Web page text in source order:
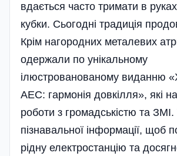
вдається часто тримати в
кубки. Сьогодні традиція
Крім нагородних металевих
одержали по унікальному
ілюстрованованому виданню
АЕС: гармонія довкілля», які
роботи з громадськістю та
пізнавальної інформації, щоб
рідну електростанцію та